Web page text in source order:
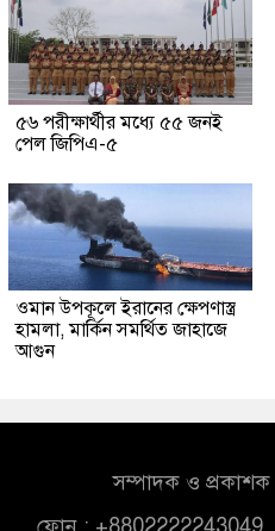
৫৬ পরীক্ষার্থীর মধ্যে ৫৫ জনই
পেল জিপিএ-৫
ওমান উপকূলে ইরানের ক্ষেপণাস্ত্র
হামলা, মার্কিন সমর্থিত জাহাজে
আগুন
সম্পাদক ও